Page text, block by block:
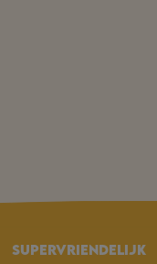
Supervriendelijk